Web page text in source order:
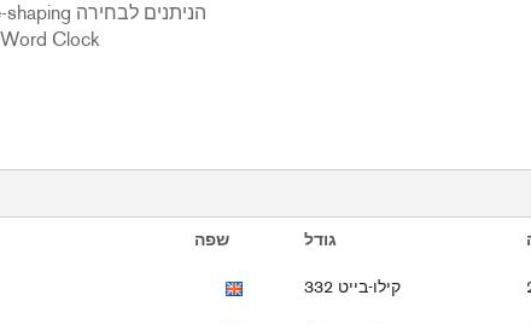
אלגוריתמי dither ו-noise-shaping הניתנים לבחירה
כניסה ויציאה של סנכרון Word Clock
שפה גודל
332 קילו-בייט